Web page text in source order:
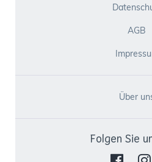
AGB
Über
Folgen Sie